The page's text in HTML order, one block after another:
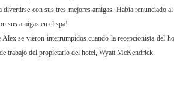
con sus tres mejores amigas. Había renunciado
sus amigas en el spa!
se vieron interrumpidos cuando la recepcionista del
trabajo del propietario del hotel, Wyatt McKendrick.